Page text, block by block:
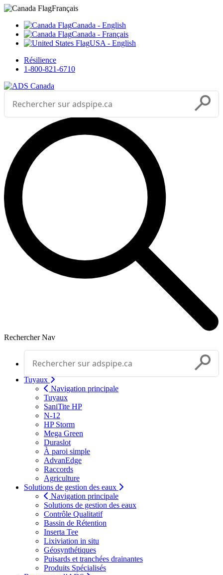
___



Sélectionnez votre langue
Français
Canada - English
Canada - Français
USA - English
Résilience
1-800-821-6710
Effectuer une recherche
Rechercher Nav
Effectuer une recherche
Tuyaux
Navigation principale
Tuyaux
SaniTite HP
N-12
HP Storm
Mega Green
Duraslot
À paroi simple
AdvanEdge
Raccords
Agriculture
Solutions de gestion des eaux
Navigation principale
Solutions de gestion des eaux
Contrôle Qualitatif
Bassin de Rétention
Inserta Tee
Lixiviation in situ
Géosynthétiques
Puisards et tranchées drainantes
Produits Spécialisés